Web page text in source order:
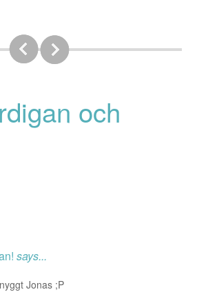
och
says...
Jonas ;P